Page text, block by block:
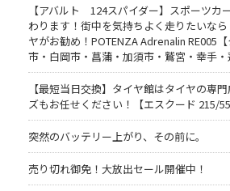
【アバルト 124スパイダー】スポーツカ
わります！街中を気持ちよく走りたいな
ヤがお勧め！POTENZA Adrenalin RE005
市・白岡市・菖蒲・加須市・鷲宮・幸手
【最短当日交換】タイヤ館はタイヤの専
ズもお任せください！【エスクード 215/
突然のバッテリー上がり、その前に。
売り切れ御免！大放出セール開催中！